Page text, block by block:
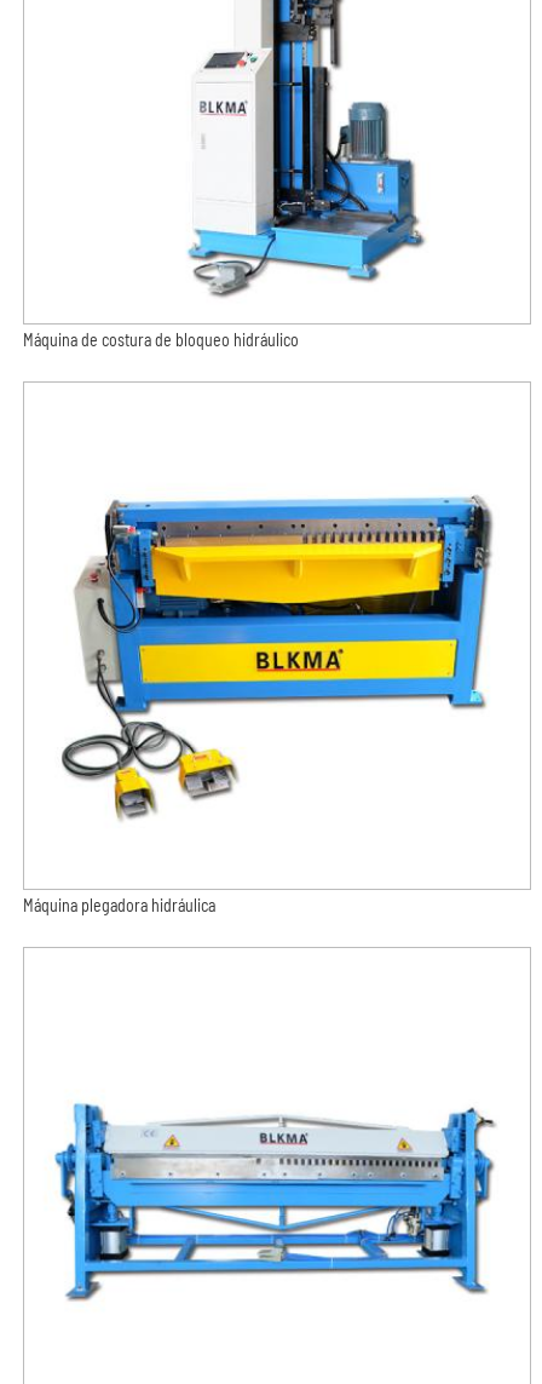
Máquina de costura de bloqueo hidráulico
Máquina plegadora hidráulica